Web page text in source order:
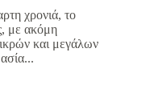
χρονιά, το
με ακόμη
και μεγάλων